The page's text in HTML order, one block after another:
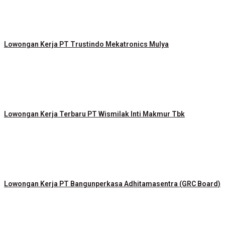
Lowongan Kerja PT Trustindo Mekatronics Mulya
Lowongan Kerja Terbaru PT Wismilak Inti Makmur Tbk
Lowongan Kerja PT Bangunperkasa Adhitamasentra (GRC Board)